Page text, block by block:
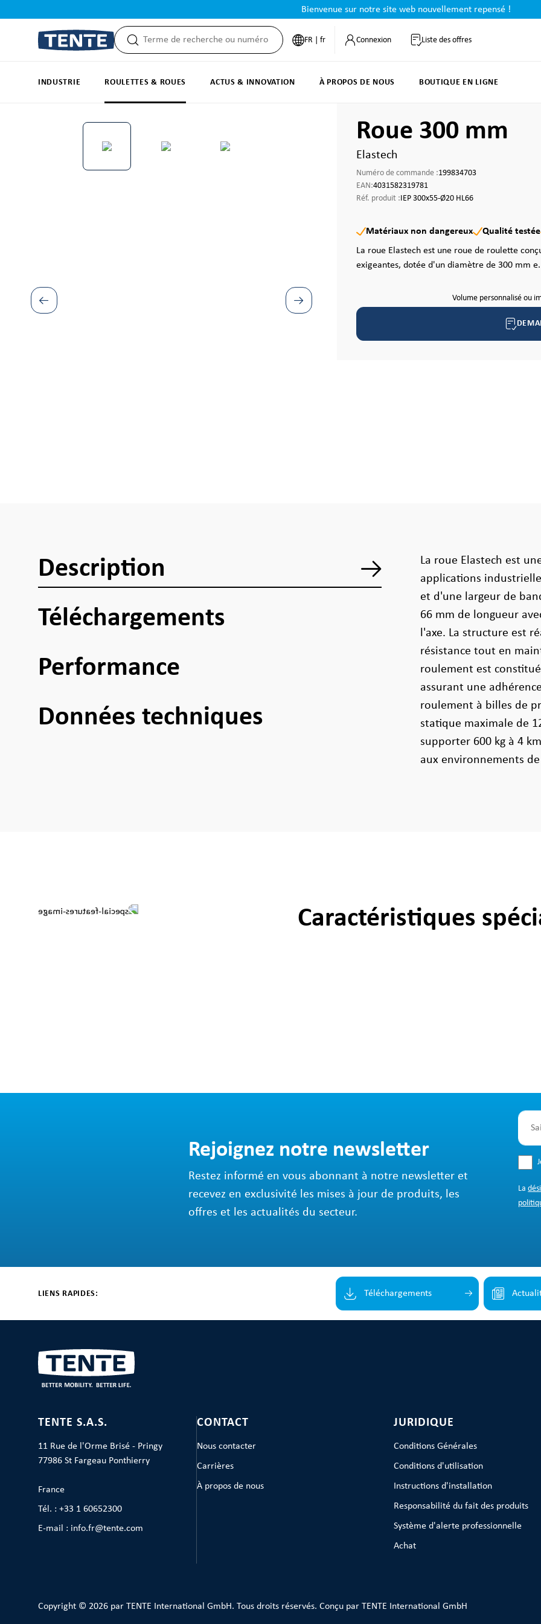
Bienvenue sur notre site web nouvellement repensé !
FR | fr Connexion Liste des offres
INDUSTRIE ROULETTES & ROUES ACTUS & INNOVATION À PROPOS DE NOUS BOUTIQUE EN LIGNE
Ignorer la galerie d'images Roue 300 mm
Elastech
Numéro de commande :199834703
EAN:4031582319781
Réf. produit :IEP 300x55-Ø20 HL66
Matériaux non dangereux
Qualité testée
La roue Elastech est une roue de roulette
exigeantes, dotée d'un diamètre de 300 mm
Volume personnalisé ou
Description
Téléchargements
Performance
Données techniques
La roue Elastech est
applications
et d'une largeur de
66 mm de longueur
l'axe. La structure est
résistance tout en
roulement est
assurant une
roulement à billes de
statique maximale de
supporter 600 kg à 4
aux environnements
Caractéristiques
Rejoignez notre newsletter
Restez informé en vous abonnant à notre newsletter et
recevez en exclusivité les mises à jour de produits, les
offres et les actualités du secteur.
La
LIENS RAPIDES: Téléchargements
TENTE S.A.S.
11 Rue de l'Orme Brisé - Pringy
77986 St Fargeau Ponthierry
France
Tél. : +33 1 60652300
E-mail : info.fr@tente.com
CONTACT
Nous contacter
Carrières
À propos de nous
JURIDIQUE
Conditions Générales
Conditions d'utilisation
Instructions d'installation
Responsabilité du fait des produits
Système d'alerte professionnelle
Achat
Copyright © 2026 par TENTE International GmbH. Tous droits réservés. Conçu par TENTE International GmbH